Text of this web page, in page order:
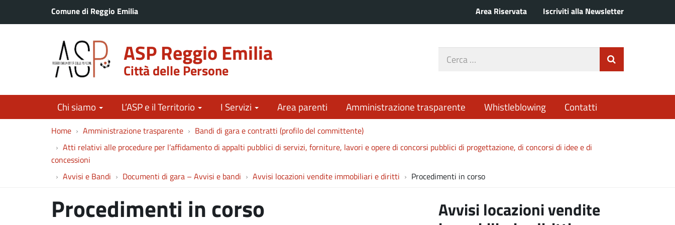
Comune di Reggio Emilia Area Riservata Iscriviti alla Newsletter
ASP Reggio Emilia
Città delle Persone
Cerca
Chi siamo L’ASP e il Territorio I Servizi Area parenti Amministrazione trasparente Whistleblowing Contatti
Home Amministrazione trasparente
Bandi di gara e contratti (profilo del committente)
Atti relativi alle procedure per l’affidamento di appalti pubblici di servizi, forniture, lavori e opere di concorsi pubblici di progettazione, di concorsi di idee e di
concessioni
Avvisi e Bandi
Documenti di gara – Avvisi e bandi Avvisi locazioni vendite immobiliari e diritti Procedimenti in corso
Procedimenti in corso
Avvisi locazioni vendite